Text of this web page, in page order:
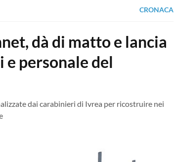
CRONACA
dà di matto e lancia
personale del
dai carabinieri di Ivrea per ricostruire nei